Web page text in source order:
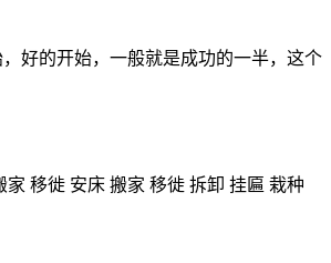
好的开始，一般就是成功的一半，这个
移徙 安床 搬家 移徙 拆卸 挂匾 栽种